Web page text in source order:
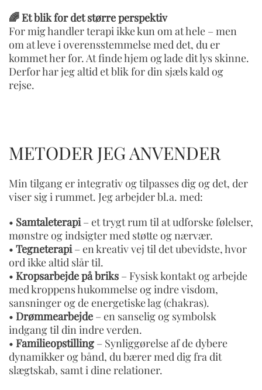
🌈 Et blik for det større perspektiv
For mig handler terapi ikke kun om at hele – men
om at leve i overensstemmelse med det, du er
kommet her for. At finde hjem og lade dit lys skinne.
Derfor har jeg altid et blik for din sjæls kald og
rejse.
METODER JEG ANVENDER
Min tilgang er integrativ og tilpasses dig og det, der
viser sig i rummet. Jeg arbejder bl.a. med:
• Samtaleterapi – et trygt rum til at udforske følelser,
mønstre og indsigter med støtte og nærvær.
• Tegneterapi – en kreativ vej til det ubevidste, hvor
ord ikke altid slår til.
• Kropsarbejde på briks – Fysisk kontakt og arbejde
med kroppens hukommelse og indre visdom,
sansninger og de energetiske lag (chakras).
• Drømmearbejde – en sanselig og symbolsk
indgang til din indre verden.
• Familieopstilling – Synliggørelse af de dybere
dynamikker og bånd, du bærer med dig fra dit
slægtskab, samt i dine relationer.